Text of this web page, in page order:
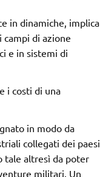
in dinamiche, implica
di azione
e in sistemi di
i costi di una
in modo da
collegati dei paesi
tale altresì da poter
militari. Un